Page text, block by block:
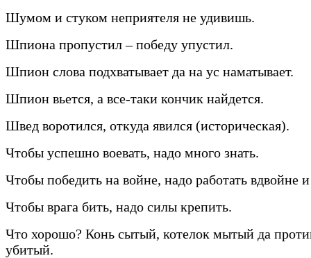
Шумом и стуком неприятеля не удивишь.
Шпиона пропустил – победу упустил.
Шпион слова подхватывает да на ус наматывает.
Шпион вьется, а все-таки кончик найдется.
Швед воротился, откуда явился (историческая).
Чтобы успешно воевать, надо много знать.
Чтобы победить на войне, надо работать вдвойне
Чтобы врага бить, надо силы крепить.
Что хорошо? Конь сытый, котелок мытый да
убитый.